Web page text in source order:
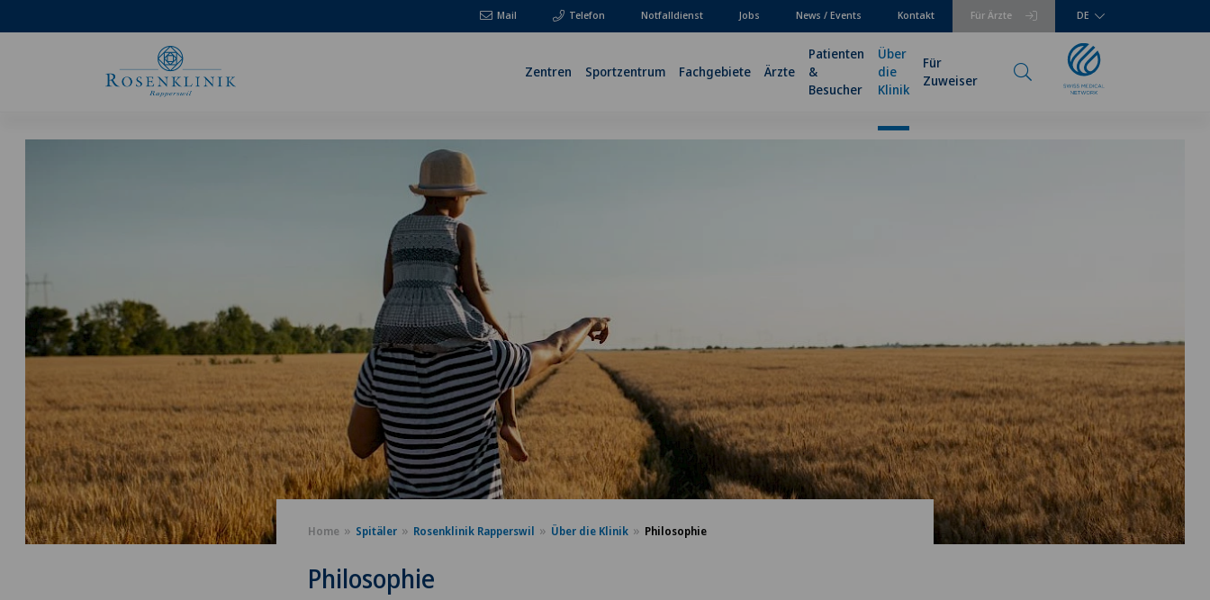
Mail Telefon Für Ärzte
Notfalldienst Jobs News / Events Kontakt DE
Zentren Sportzentrum Fachgebiete Ärzte
Patienten
&
Besucher
Über
die
Klinik
Für
Zuweiser
Home Spitäler Rosenklinik Rapperswil Über die Klinik Philosophie
Philosophie